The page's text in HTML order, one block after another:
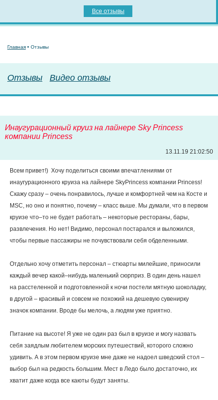
Все отзывы
Главная • Отзывы
Отзывы Видео отзывы
Инаугурационный круиз на лайнере Sky Princess
компании Princess
13.11.19 21:02:50
Всем привет!) Хочу поделиться своими впечатлениями от
инаугурационного круиза на лайнере SkyPrincess компании Princess!
Скажу сразу – очень понравилось, лучше и комфортней чем на Косте и
МSC, но оно и понятно, почему – класс выше. Мы думали, что в первом
круизе что–то не будет работать – некоторые рестораны, бары,
развлечения. Но нет! Видимо, персонал постарался и выложился,
чтобы первые пассажиры не почувствовали себя обделенными.
Отдельно хочу отметить персонал – стюарты милейшие, приносили
каждый вечер какой–нибудь маленький сюрприз. В один день нашел
на расстеленной и подготовленной к ночи постели мятную шоколадку,
в другой – красивый и совсем не похожий на дешевую сувенирку
значок компании. Вроде бы мелочь, а людям уже приятно.
Питание на высоте! Я уже не один раз был в круизе и могу назвать
себя заядлым любителем морских путешествий, которого сложно
удивить. А в этом первом круизе мне даже не надоел шведский стол –
выбор был на редкость большим. Мест в Ледо было достаточно, их
хватит даже когда все каюты будут заняты.